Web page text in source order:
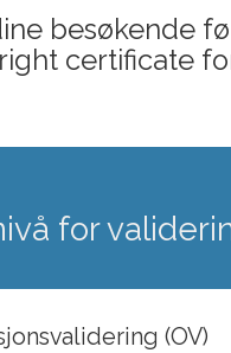
besøkende
certificate
for
(OV)